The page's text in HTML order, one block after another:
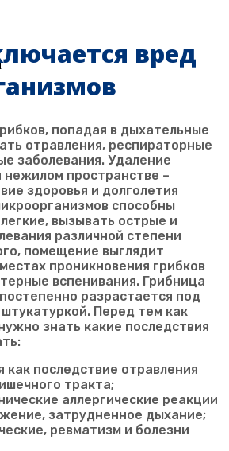
вред
попадая в дыхательные
отравления, респираторные
заболевания. Удаление
нежилом пространстве –
здоровья и долголетия
способны
вызывать острые и
различной степени
помещение выглядит
проникновения грибков
вспенивания. Грибница
разрастается под
Перед тем как
знать какие последствия
как последствие отравления
тракта;
аллергические реакции
затрудненное дыхание;
ревматизм и болезни